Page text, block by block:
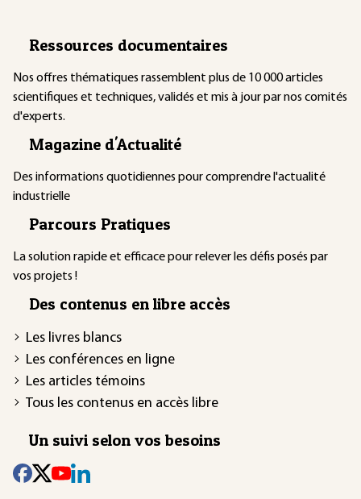
Ressources documentaires
Nos offres thématiques rassemblent plus de 10 000 articles
scientifiques et techniques, validés et mis à jour par nos comités
d'experts.
Magazine d'Actualité
Des informations quotidiennes pour comprendre l'actualité
industrielle
Parcours Pratiques
La solution rapide et efficace pour relever les défis posés par
vos projets !
Des contenus en libre accès
Les livres blancs
Les conférences en ligne
Les articles témoins
Tous les contenus en accès libre
Un suivi selon vos besoins